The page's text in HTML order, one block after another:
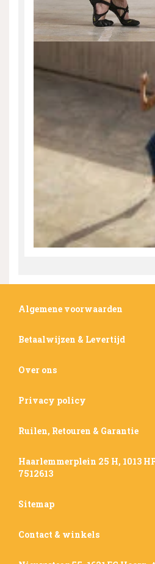
Algemene voorwaarden
Betaalwijzen & Levertijd
Over ons
Privacy policy
Ruilen, Retouren & Garantie
Haarlemmerplein 25 H, 1013
7512613
Sitemap
Contact & winkels